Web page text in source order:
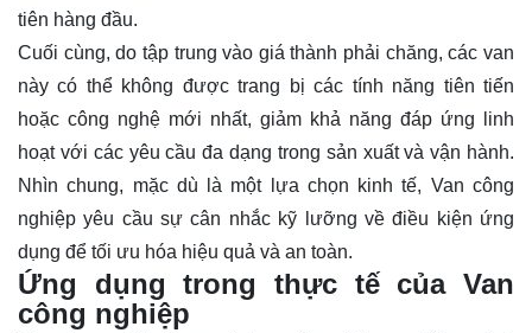
tiên hàng đầu.
Cuối cùng, do tập trung vào giá thành phải chăng, các van
này có thể không được trang bị các tính năng tiên tiến
hoặc công nghệ mới nhất, giảm khả năng đáp ứng linh
hoạt với các yêu cầu đa dạng trong sản xuất và vận hành.
Nhìn chung, mặc dù là một lựa chọn kinh tế, Van công
nghiệp yêu cầu sự cân nhắc kỹ lưỡng về điều kiện ứng
dụng để tối ưu hóa hiệu quả và an toàn.
Ứng dụng trong thực tế của Van
công nghiệp